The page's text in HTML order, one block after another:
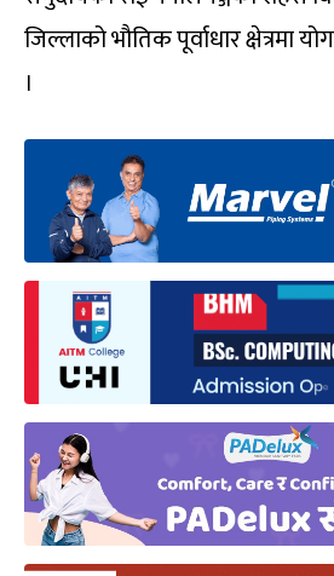
जिल्लाको भौतिक पूर्वाधार क्षेत्रमा
।